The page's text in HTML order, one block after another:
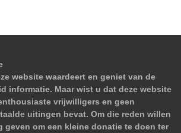
website waardeert en geniet van de
informatie. Maar wist u dat deze website
vrijwilligers en geen
uitingen bevat. Om die reden willen
geven om een kleine donatie te doen ter